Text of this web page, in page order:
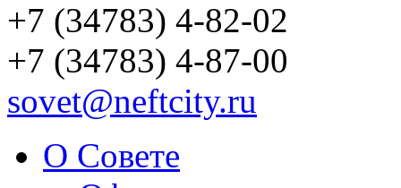
+7 (34783) 4-82-02
+7 (34783) 4-87-00
sovet@neftcity.ru
О Совете